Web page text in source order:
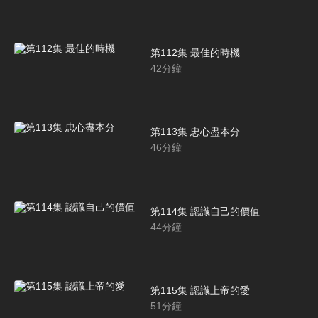
第112集 最佳的時機
42分鐘
第113集 忠心盡本分
46分鐘
第114集 認識自己的價值
44分鐘
第115集 認識上帝的愛
51分鐘